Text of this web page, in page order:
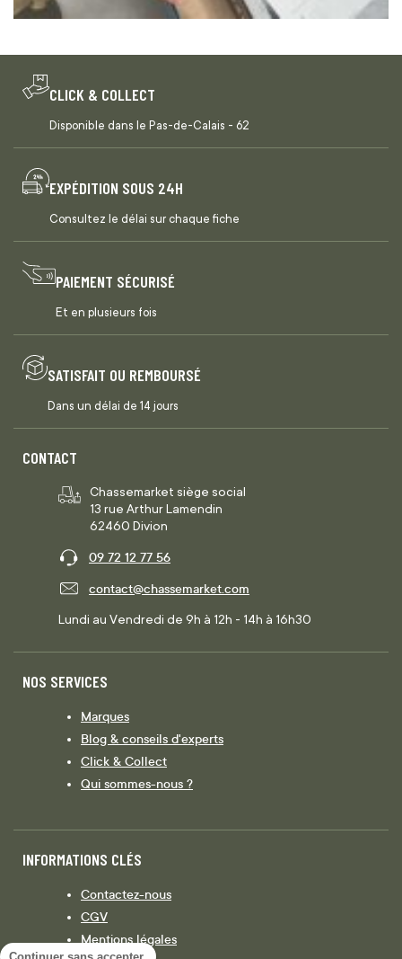
Continuer sans accepter
CLICK & COLLECT
Disponible dans le Pas-de-Calais - 62
EXPÉDITION SOUS 24H
Consultez le délai sur chaque fiche
PAIEMENT SÉCURISÉ
Et en plusieurs fois
SATISFAIT OU REMBOURSÉ
Dans un délai de 14 jours
CONTACT
Chassemarket siège social
13 rue Arthur Lamendin
62460 Divion
09 72 12 77 56
contact@chassemarket.com
Lundi au Vendredi de 9h à 12h - 14h à 16h30
NOS SERVICES
Marques
Blog & conseils d'experts
Click & Collect
Qui sommes-nous ?
INFORMATIONS CLÉS
Contactez-nous
CGV
Mentions légales